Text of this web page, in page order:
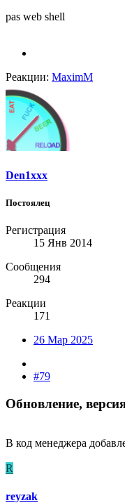
pas web shell
Реакции: MaximM
Den1xxx
Постоялец
Регистрация
15 Янв 2014
Сообщения
294
Реакции
171
26 Мар 2025
#79
Обновление,
В код менеджера
R
reyzak